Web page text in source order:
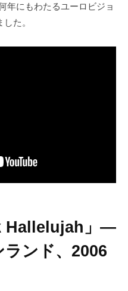
年にもわたるユーロビジョ
た。
Hallelujah」―
ランド、2006